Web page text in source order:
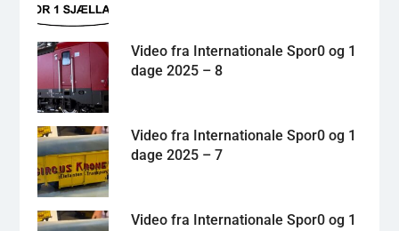
Video fra Internationale Spor0 og 1
dage 2025 – 8
Video fra Internationale Spor0 og 1
dage 2025 – 7
Video fra Internationale Spor0 og 1